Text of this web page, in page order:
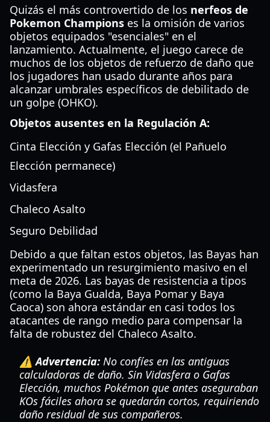
Quizás el más controvertido de los nerfeos de
Pokemon Champions es la omisión de varios
objetos equipados "esenciales" en el
lanzamiento. Actualmente, el juego carece de
muchos de los objetos de refuerzo de daño que
los jugadores han usado durante años para
alcanzar umbrales específicos de debilitado de
un golpe (OHKO).
Objetos ausentes en la Regulación A:
Cinta Elección y Gafas Elección (el Pañuelo
Elección permanece)
Vidasfera
Chaleco Asalto
Seguro Debilidad
Debido a que faltan estos objetos, las Bayas han
experimentado un resurgimiento masivo en el
meta de 2026. Las bayas de resistencia a tipos
(como la Baya Gualda, Baya Pomar y Baya
Caoca) son ahora estándar en casi todos los
atacantes de rango medio para compensar la
falta de robustez del Chaleco Asalto.
⚠️ Advertencia: No confíes en las antiguas
calculadoras de daño. Sin Vidasfera o Gafas
Elección, muchos Pokémon que antes aseguraban
KOs fáciles ahora se quedarán cortos, requiriendo
daño residual de sus compañeros.